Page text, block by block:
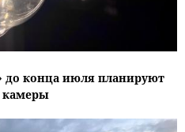
до конца июля планируют
камеры